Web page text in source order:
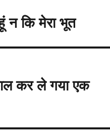
न कि मेरा भूत
कर ले गया एक